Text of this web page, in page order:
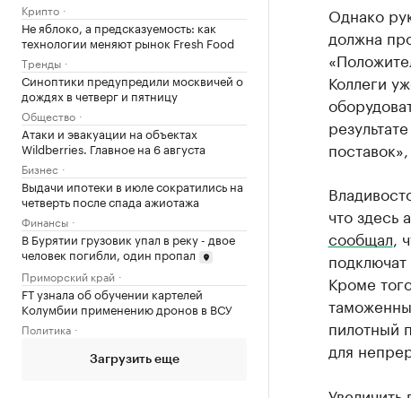
Крипто
Не яблоко, а предсказуемость: как
технологии меняют рынок Fresh Food
Тренды
Синоптики предупредили москвичей о
дождях в четверг и пятницу
Общество
Атаки и эвакуации на объектах
Wildberries. Главное на 6 августа
Бизнес
Выдачи ипотеки в июле сократились на
четверть после спада ажиотажа
Финансы
В Бурятии грузовик упал в реку - двое
человек погибли, один пропал
Приморский край
FT узнала об обучении картелей
Колумбии применению дронов в ВСУ
Политика
Загрузить еще
Однако
должна
Коллеги
что здесь
сообщал ,
Кроме
пилотный
для